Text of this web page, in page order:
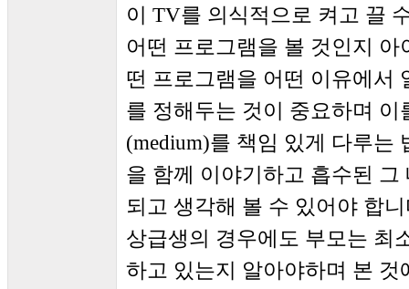
이 TV를 의식적으로 켜고 끌
어떤 프로그램을 볼 것인지
떤 프로그램을 어떤 이유에서
를 정해두는 것이 중요하며
(medium)를 책임 있게 다루는
을 함께 이야기하고 흡수된
되고 생각해 볼 수 있어야 합
상급생의 경우에도 부모는 최
하고 있는지 알아야하며 본